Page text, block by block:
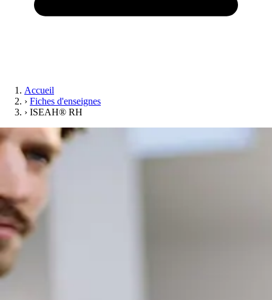
Accueil
› Fiches d'enseignes
› ISEAH® RH